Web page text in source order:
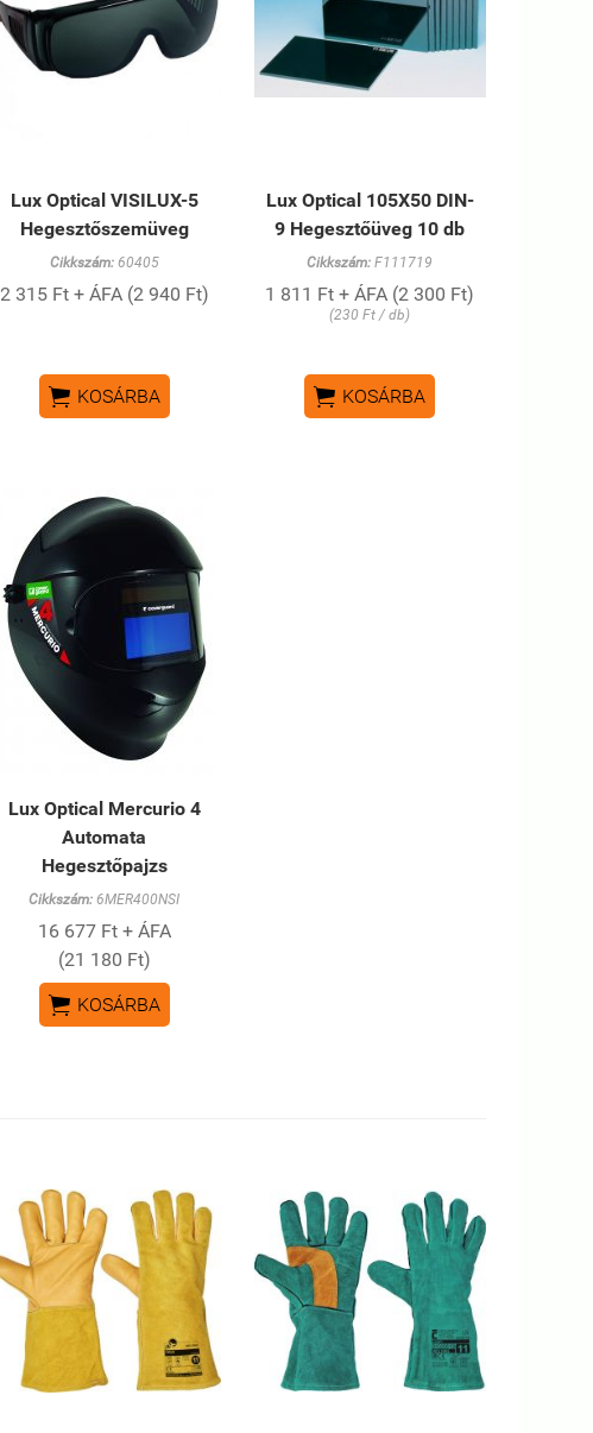
Lux Optical VISILUX-5
Hegesztőszemüveg
Cikkszám:60405
2 315 Ft + ÁFA (2 940 Ft)
 KOSÁRBA
Lux Optical 105X50 DIN-
9 Hegesztőüveg 10 db
Cikkszám: F111719
1 811 Ft + ÁFA (2 300 Ft)
(230 Ft / db)
 KOSÁRBA
Lux Optical Mercurio 4
Automata
Hegesztőpajzs
Cikkszám: 6MER400NSI
16 677 Ft + ÁFA
(21 180 Ft)
 KOSÁRBA